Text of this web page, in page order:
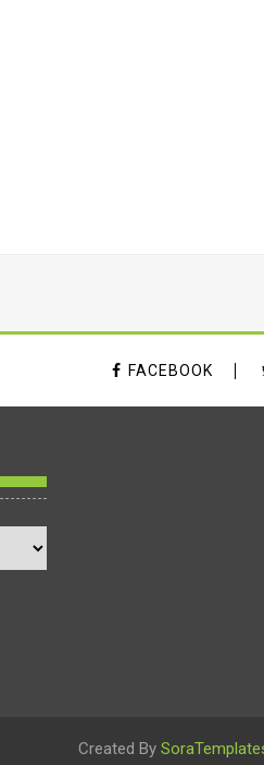
FACEBOOK
Created By